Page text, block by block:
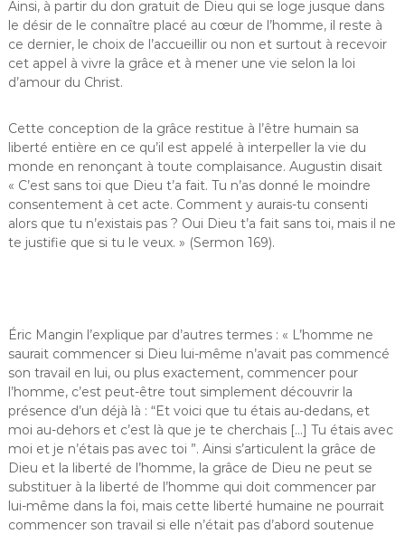
Ainsi, à partir du don gratuit de Dieu qui se loge jusque dans
le désir de le connaître placé au cœur de l’homme, il reste à
ce dernier, le choix de l’accueillir ou non et surtout à recevoir
cet appel à vivre la grâce et à mener une vie selon la loi
d’amour du Christ.
Cette conception de la grâce restitue à l’être humain sa
liberté entière en ce qu’il est appelé à interpeller la vie du
monde en renonçant à toute complaisance. Augustin disait
« C’est sans toi que Dieu t’a fait. Tu n’as donné le moindre
consentement à cet acte. Comment y aurais-tu consenti
alors que tu n’existais pas ? Oui Dieu t’a fait sans toi, mais il ne
te justifie que si tu le veux. » (Sermon 169).
Éric Mangin l’explique par d’autres termes : « L’homme ne
saurait commencer si Dieu lui-même n’avait pas commencé
son travail en lui, ou plus exactement, commencer pour
l’homme, c’est peut-être tout simplement découvrir la
présence d’un déjà là : “Et voici que tu étais au-dedans, et
moi au-dehors et c’est là que je te cherchais […] Tu étais avec
moi et je n’étais pas avec toi ”. Ainsi s’articulent la grâce de
Dieu et la liberté de l’homme, la grâce de Dieu ne peut se
substituer à la liberté de l’homme qui doit commencer par
lui-même dans la foi, mais cette liberté humaine ne pourrait
commencer son travail si elle n’était pas d’abord soutenue